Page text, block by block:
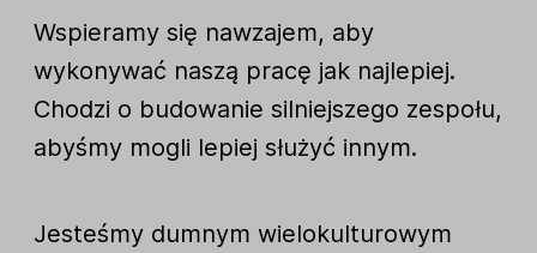
Wspieramy się nawzajem, aby
wykonywać naszą pracę jak najlepiej.
Chodzi o budowanie silniejszego zespołu,
abyśmy mogli lepiej służyć innym.
Jesteśmy dumnym wielokulturowym